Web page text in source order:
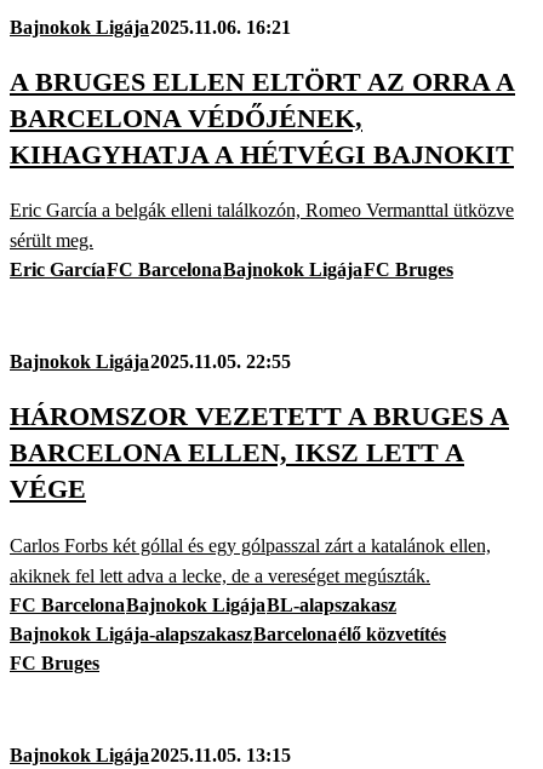
Bajnokok Ligája2025.11.06. 16:21
A BRUGES ELLEN ELTÖRT AZ ORRA A
BARCELONA VÉDŐJÉNEK,
KIHAGYHATJA A HÉTVÉGI BAJNOKIT
Eric García a belgák elleni találkozón, Romeo Vermanttal ütközve
sérült meg.
Eric GarcíaFC BarcelonaBajnokok LigájaFC Bruges
Bajnokok Ligája2025.11.05. 22:55
HÁROMSZOR VEZETETT A BRUGES A
BARCELONA ELLEN, IKSZ LETT A
VÉGE
Carlos Forbs két góllal és egy gólpasszal zárt a katalánok ellen,
akiknek fel lett adva a lecke, de a vereséget megúszták.
FC BarcelonaBajnokok LigájaBL-alapszakasz
Bajnokok Ligája-alapszakaszBarcelonaélő közvetítés
FC Bruges
Bajnokok Ligája2025.11.05. 13:15